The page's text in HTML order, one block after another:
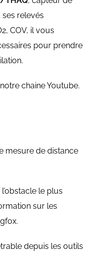
ses relevés
COV, il vous
pour prendre
chaine Youtube.
mesure de distance
le plus
sur les
depuis les outils